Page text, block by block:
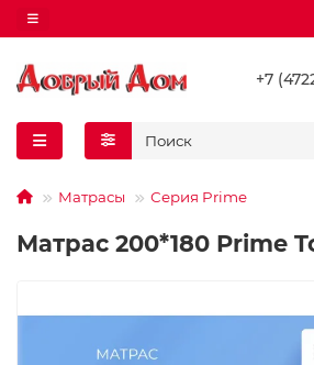
+7
Матрасы Серия Prime
Матрас 200*180 Prime